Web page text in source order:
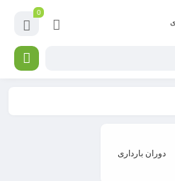
0
دوران بارداری